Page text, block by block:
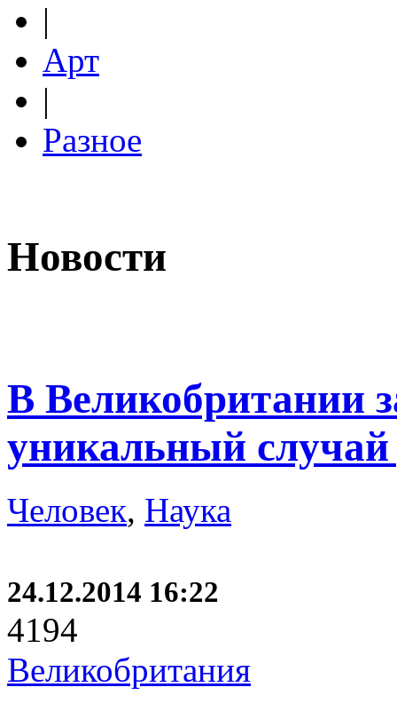
|
Арт
|
Разное
Новости
В Великобритании
уникальный
Человек, Наука
24.12.2014 16:22
4194
Великобритания